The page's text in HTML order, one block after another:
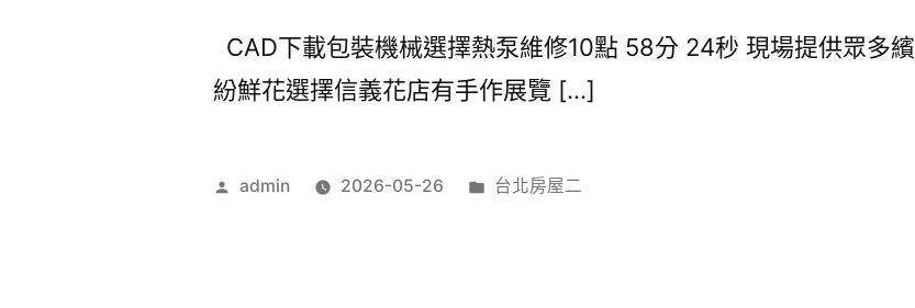
CAD下載包裝機械選擇熱泵維修10點 58分 24秒 現場提供眾多繽
紛鮮花選擇信義花店有手作展覽 […]
作
admin 2026-05-26
分
台北房屋二